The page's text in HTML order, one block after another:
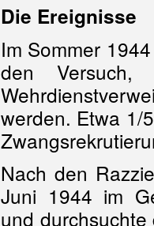
Die Ereignisse
Im Sommer
den
werden. Etwa 1/
Nach den
Juni 1944 im
und